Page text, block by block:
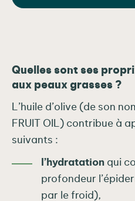
Quelles sont ses
aux peaux grasses ?
L’huile d’olive (de son
FRUIT OIL) contribue à
suivants :
l’hydratation qui
profondeur
par le froid),